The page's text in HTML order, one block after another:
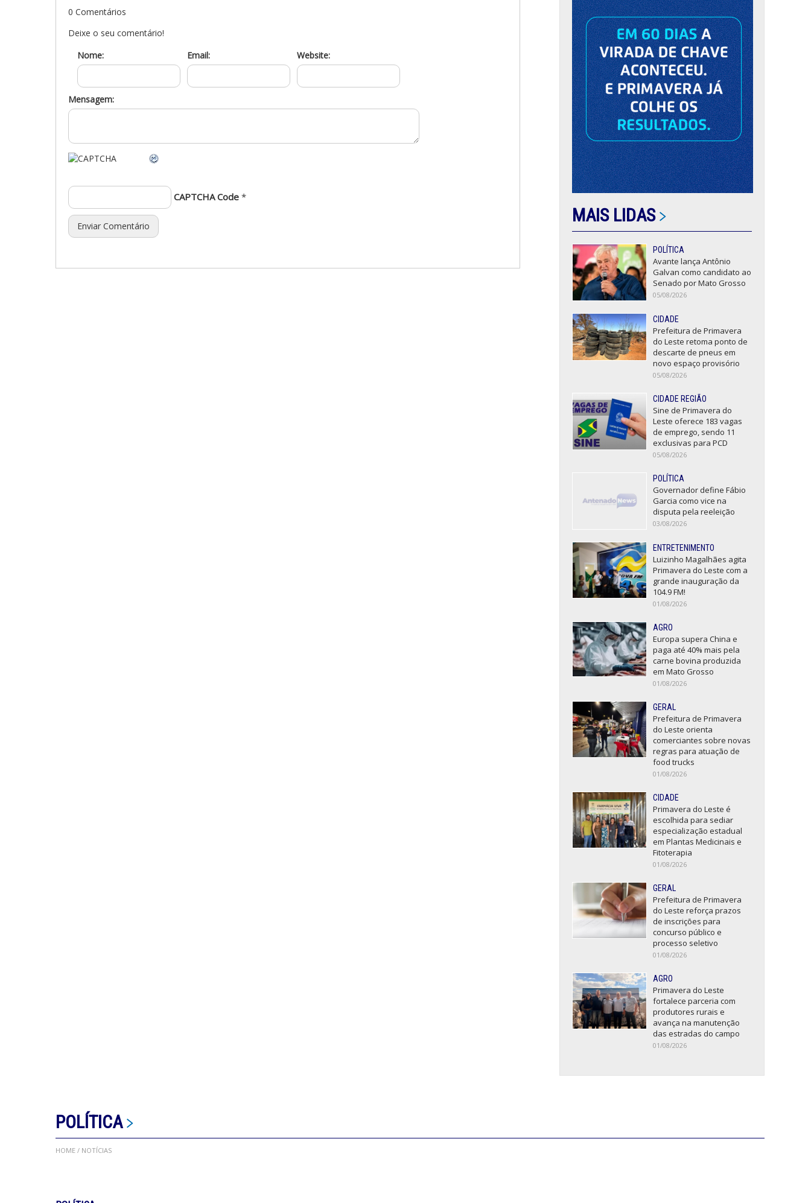
0 Comentários
Deixe o seu comentário!
Nome:
Email: Website:
Mensagem:
CAPTCHA Code *
MAIS LIDAS
POLÍTICA
Avante lança Antônio
Galvan como candidato ao
Senado por Mato Grosso
05/08/2026
CIDADE
Prefeitura de Primavera
do Leste retoma ponto de
descarte de pneus em
novo espaço provisório
05/08/2026
CIDADE REGIÃO
Sine de Primavera do
Leste oferece 183 vagas
de emprego, sendo 11
exclusivas para PCD
05/08/2026
POLÍTICA
Governador define Fábio
Garcia como vice na
disputa pela reeleição
03/08/2026
ENTRETENIMENTO
Luizinho Magalhães agita
Primavera do Leste com a
grande inauguração da
104.9 FM!
01/08/2026
AGRO
Europa supera China e
paga até 40% mais pela
carne bovina produzida
em Mato Grosso
01/08/2026
GERAL
Prefeitura de Primavera
do Leste orienta
comerciantes sobre novas
regras para atuação de
food trucks
01/08/2026
CIDADE
Primavera do Leste é
escolhida para sediar
especialização estadual
em Plantas Medicinais e
Fitoterapia
01/08/2026
GERAL
Prefeitura de Primavera
do Leste reforça prazos
de inscrições para
concurso público e
processo seletivo
01/08/2026
AGRO
Primavera do Leste
fortalece parceria com
produtores rurais e
avança na manutenção
das estradas do campo
01/08/2026
POLÍTICA
HOME / NOTÍCIAS